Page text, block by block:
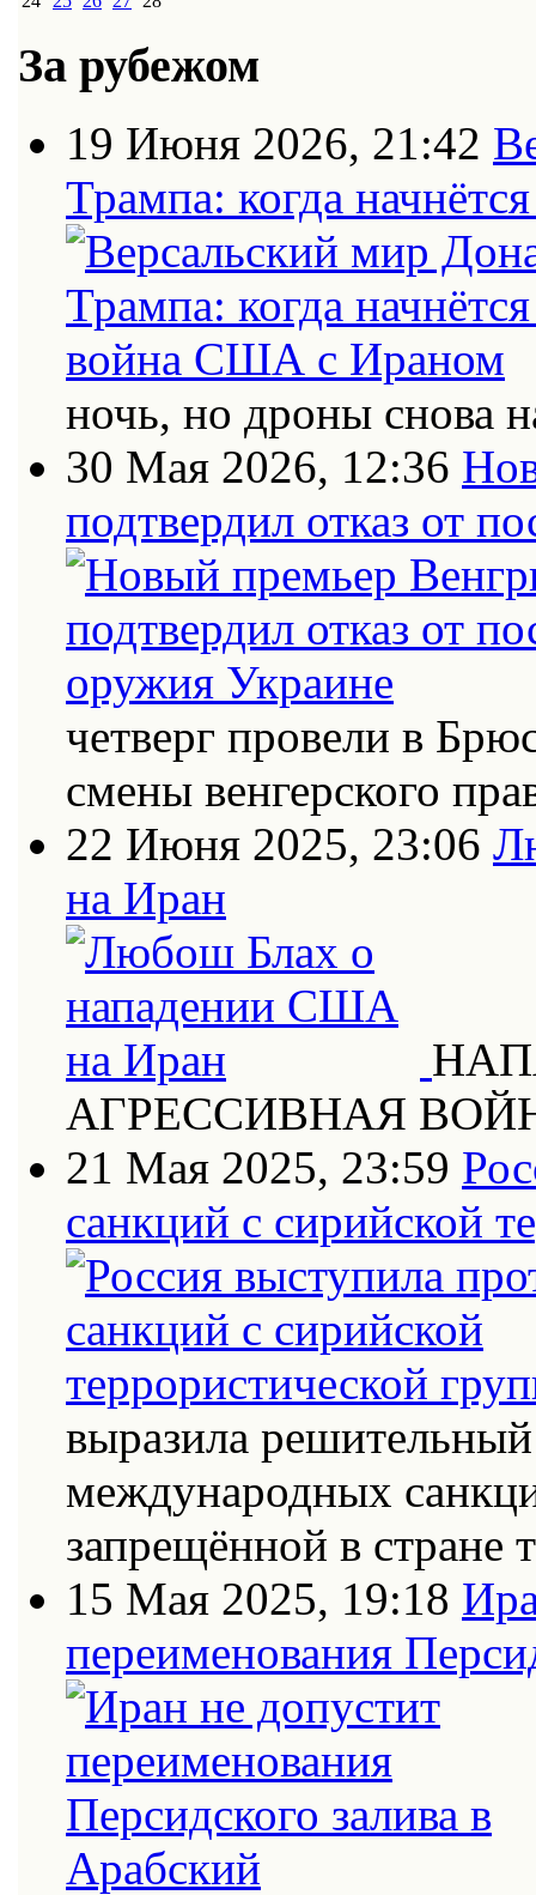
За рубежом
19 Июня 2026, 21:42
Трампа: когда
ночь, но дроны снова
30 Мая 2026, 12:36
подтвердил отказ от
четверг провели в
смены венгерского
22 Июня 2025, 23:06
на Иран
АГРЕССИВНАЯ
21 Мая 2025, 23:59
санкций с сирийской
выразила
международных
запрещённой в стране
15 Мая 2025, 19:18
переименования